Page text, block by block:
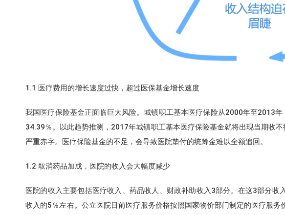
1.1 医疗费用的增长速度过快，超过医保基金增长速度
我国医疗保险基金正面临巨大风险。城镇职工基本医疗保险从2000年至2013
34.39％。以此趋势推测，2017年城镇职工基本医疗保险基金就将出现当期收
严重赤字。医疗保险基金的不足，会导致医院垫付的统筹金难以全额追回。
1.2 取消药品加成，医院的收入会大幅度减少
医院的收入主要包括医疗收入、药品收人、财政补助收入3部分。在这3部分
收入的5％左右。公立医院目前医疗服务价格按照国家物价部门制定的医疗服